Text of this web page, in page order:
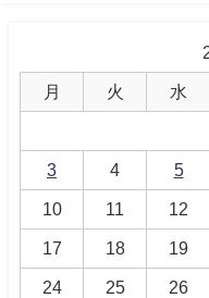
月 火 水
3 4 5
10 11 12
17 18 19
24 25 26